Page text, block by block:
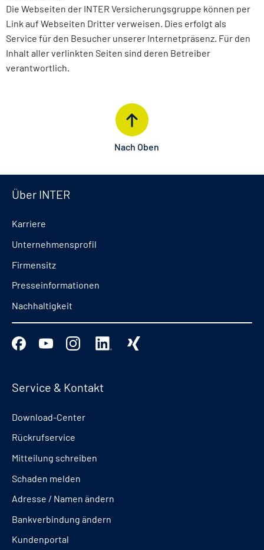
Die Webseiten der INTER Versicherungsgruppe können per
Link auf Webseiten Dritter verweisen. Dies erfolgt als
Service für den Besucher unserer Internetpräsenz. Für den
Inhalt aller verlinkten Seiten sind deren Betreiber
verantwortlich.
Nach Oben
Über INTER
Karriere
Unternehmensprofil
Firmensitz
Presseinformationen
Nachhaltigkeit
Service & Kontakt
Download-Center
Rückrufservice
Mitteilung schreiben
Schaden melden
Adresse / Namen ändern
Bankverbindung ändern
Kundenportal